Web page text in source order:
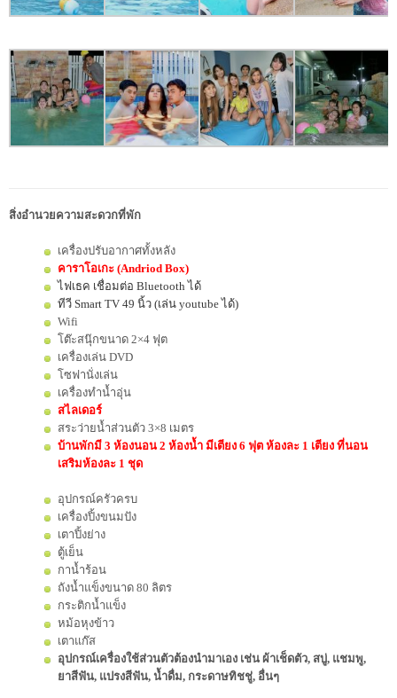
สิ่งอำนวยความสะดวกที่พัก
เครื่องปรับอากาศทั้งหลัง
คาราโอเกะ (Andriod Box)
ไฟเธค เชื่อมต่อ Bluetooth ได้
ทีวี Smart TV 49 นิ้ว (เล่น youtube ได้)
Wifi
โต๊ะสนุ๊กขนาด 2×4 ฟุต
เครื่องเล่น DVD
โซฟานั่งเล่น
เครื่องทำน้ำอุ่น
สไลเดอร์
สระว่ายน้ำส่วนตัว 3×8 เมตร
บ้านพักมี 3 ห้องนอน 2 ห้องน้ำ มีเตียง 6 ฟุต ห้องละ 1 เตียง ที่นอน
เสริมห้องละ 1 ชุด
อุปกรณ์ครัวครบ
เครื่องปิ้งขนมปัง
เตาปิ้งย่าง
ตู้เย็น
กาน้ำร้อน
ถังน้ำแข็งขนาด 80 ลิตร
กระติกน้ำแข็ง
หม้อหุงข้าว
เตาแก๊ส
อุปกรณ์เครื่องใช้ส่วนตัวต้องนำมาเอง เช่น ผ้าเช็ดตัว, สบู่, แชมพู,
ยาสีฟัน, แปรงสีฟัน, น้ำดื่ม, กระดาษทิชชู่, อื่นๆ